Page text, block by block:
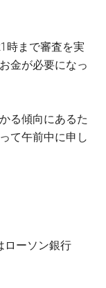
時まで審査を実
金が必要になっ
る傾向にあるた
て午前中に申し
ローソン銀行